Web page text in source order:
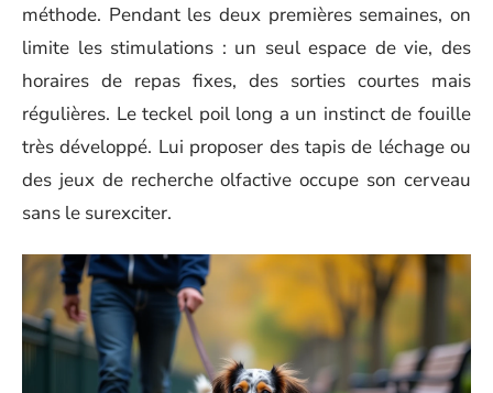
méthode. Pendant les deux premières semaines, on
limite les stimulations : un seul espace de vie, des
horaires de repas fixes, des sorties courtes mais
régulières. Le teckel poil long a un instinct de fouille
très développé. Lui proposer des tapis de léchage ou
des jeux de recherche olfactive occupe son cerveau
sans le surexciter.